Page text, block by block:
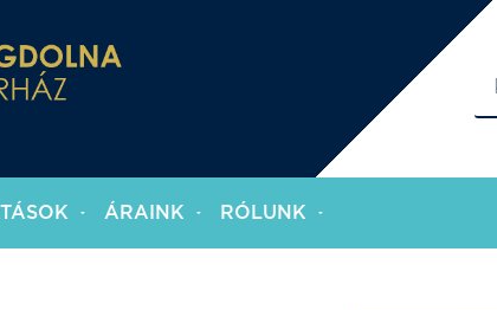
ÁRAINK RÓLUNK